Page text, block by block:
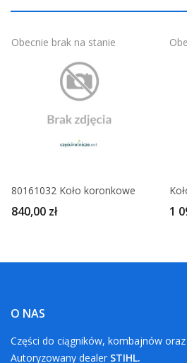
Obecnie brak na stanie
80161032 Koło koronkowe
840,00 zł 1
O NAS
Części do ciągników, kombajnów
Autoryzowany dealer STIHL.